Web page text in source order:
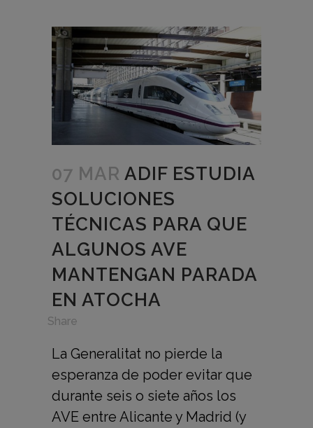
07 MAR ADIF ESTUDIA
SOLUCIONES
TÉCNICAS PARA QUE
ALGUNOS AVE
MANTENGAN PARADA
EN ATOCHA
Share
La Generalitat no pierde la
esperanza de poder evitar que
durante seis o siete años los
AVE entre Alicante y Madrid (y